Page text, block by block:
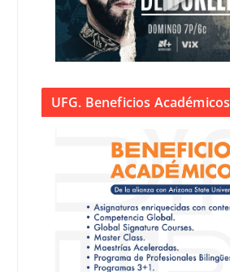
UFG. Beneficios Académicos